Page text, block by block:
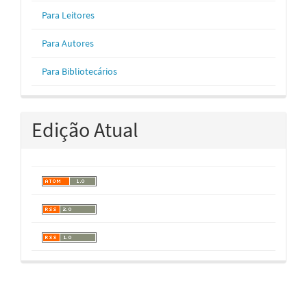
Para Leitores
Para Autores
Para Bibliotecários
Edição Atual